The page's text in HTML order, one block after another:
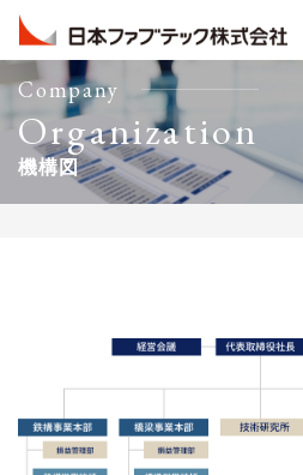
Company
Organization
機構図